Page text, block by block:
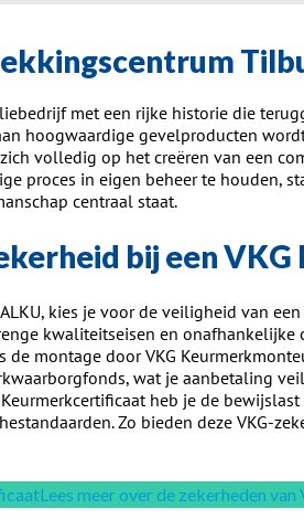
met een rijke historie die
hoogwaardige gevelproducten
volledig op het creëren van een
proces in eigen beheer te houden,
centraal staat.
bij een
kies je voor de veiligheid van
kwaliteitseisen en
montage door VKG
wat je aanbetaling
heb je de
Zo bieden deze VKG-
Lees meer over de zekerheden